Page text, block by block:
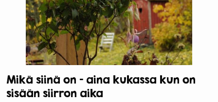
Mikä siinä on – aina kukassa kun on
sisään siirron aika